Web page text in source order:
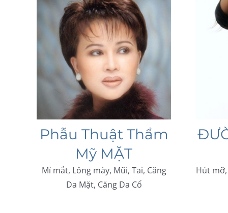
Phẫu Thuật Thẩm
Mỹ MẶT
Mí mắt, Lông mày, Mũi, Tai, Căng
Da Mặt, Căng Da Cổ
Hút